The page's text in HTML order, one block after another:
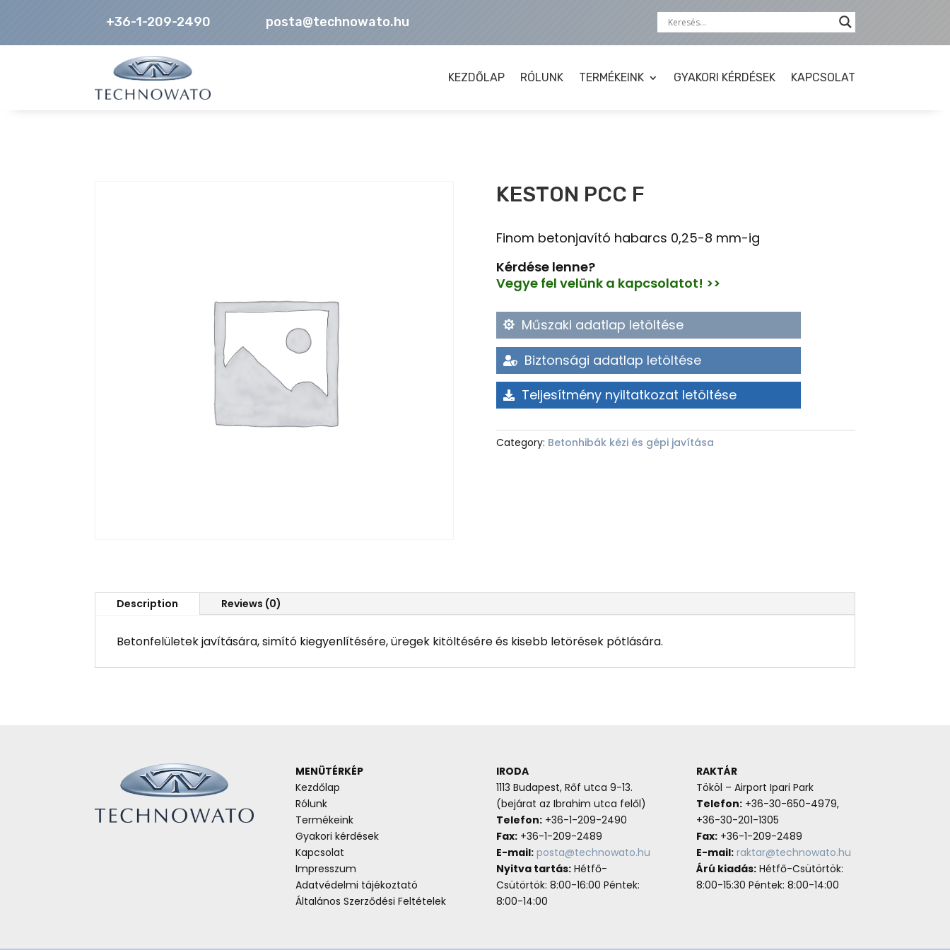
+36-1-209-2490 posta@technowato.hu
KEZDŐLAP RÓLUNK TERMÉKEINK GYAKORI KÉRDÉSEK KAPCSOLAT
KESTON PCC F
Finom betonjavító habarcs 0,25-8 mm-ig
Kérdése lenne?
Vegye fel velünk a kapcsolatot! >>
Műszaki adatlap letöltése
Biztonsági adatlap letöltése
Teljesítmény nyiltatkozat letöltése
Category: Betonhibák kézi és gépi javítása
Description Reviews (0)
Betonfelületek javítására, simító kiegyenlítésére, üregek kitöltésére és kisebb letörések pótlására.
MENÜTÉRKÉP
Kezdőlap
Rólunk
Termékeink
Gyakori kérdések
Kapcsolat
Impresszum
Adatvédelmi tájékoztató
Általános Szerződési Feltételek
IRODA
1113 Budapest, Rőf utca 9-13.
(bejárat az Ibrahim utca felől)
Telefon:+36-1-209-2490
Fax:+36-1-209-2489
E-mail: posta@technowato.hu
Nyitva tartás:Hétfő-
Csütörtök: 8:00-16:00 Péntek:
8:00-14:00
RAKTÁR
Tököl – Airport Ipari Park
Telefon: +36-30-650-4979,
+36-30-201-1305
Fax: +36-1-209-2489
E-mail: raktar@technowato.hu
Árú kiadás: Hétfő-Csütörtök:
8:00-15:30 Péntek: 8:00-14:00